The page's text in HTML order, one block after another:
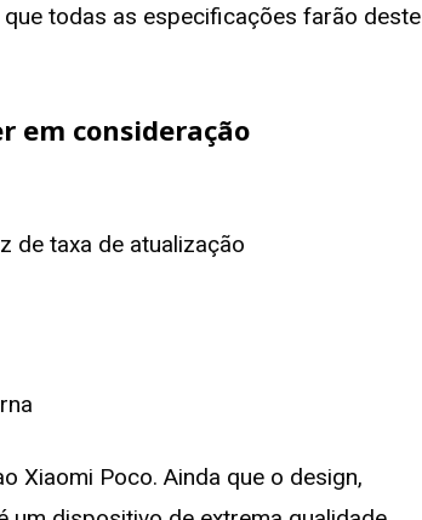
todas as especificações farão deste
em consideração
de taxa de atualização
Xiaomi Poco. Ainda que o design,